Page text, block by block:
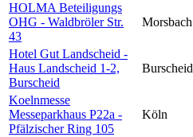
HOLMA Beteiligungs
OHG - Waldbröler Str.
43
Morsbach
Hotel Gut Landscheid -
Haus Landscheid 1-2,
Burscheid
Burscheid
Koelnmesse
Messeparkhaus P22a -
Pfälzischer Ring 105
Köln